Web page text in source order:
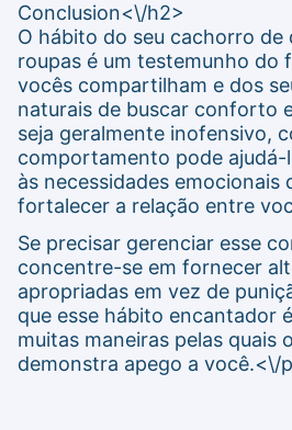
Conclusion<\/h2>
O hábito do seu cachorro de
roupas é um testemunho do
vocês compartilham e dos
naturais de buscar conforto
seja geralmente inofensivo,
comportamento pode
às necessidades emocionais
fortalecer a relação entre
Se precisar gerenciar esse
concentre-se em fornecer
apropriadas em vez de
que esse hábito encantador
muitas maneiras pelas quais
demonstra apego a você.<\/